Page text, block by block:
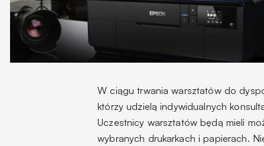
W ciągu trwania warsztatów do
którzy udzielą indywidualnych
Uczestnicy warsztatów będą mieli
wybranych drukarkach i papierach.